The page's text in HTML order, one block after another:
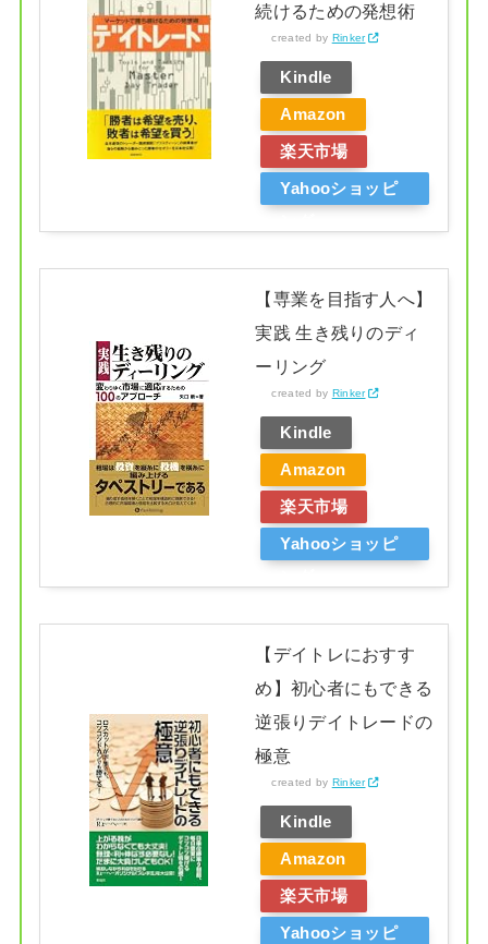
続けるための発想術
created by Rinker
Kindle
Amazon
楽天市場
Yahooショッピ
【専業を目指す人へ】
実践 生き残りのディ
ーリング
created by Rinker
Kindle
Amazon
楽天市場
Yahooショッピ
【デイトレにおすす
め】初心者にもできる
逆張りデイトレードの
極意
created by Rinker
Kindle
Amazon
楽天市場
Yahooショッピ